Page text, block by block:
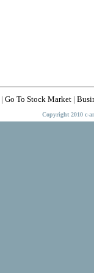
| Go To Stock Market |
Copyright 2010 c-